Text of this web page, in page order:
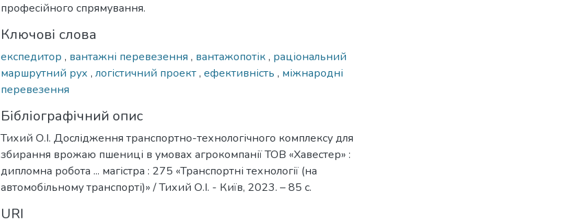
професійного спрямування.
Ключові слова
експедитор , вантажні перевезення , вантажопотік, раціональний
маршрутний рух , логістичний проект, ефективність , міжнародні
перевезення
Бібліографічний опис
Тихий О.І. Дослідження транспортно-технологічного комплексу для
збирання врожаю пшениці в умовах агрокомпанії ТОВ «Хавестер» :
дипломна робота ... магістра : 275 «Транспортні технології (на
автомобільному транспорті)» / Тихий О.І. - Київ, 2023. – 85 с.
URI